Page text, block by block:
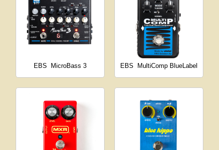
EBS MicroBass 3 EBS MultiComp BlueLabel